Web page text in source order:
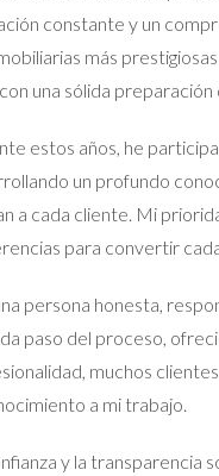
son:
contrato y permiten a
desistirse del
claramente los
otra cláusula
Problemas
es que el
a la cancelación del
constante y un
más
una sólida
estos años, he
un profundo
a cada cliente. Mi
para convertir
persona honesta,
paso del proceso,
muchos
a mi trabajo.
y la transparencia